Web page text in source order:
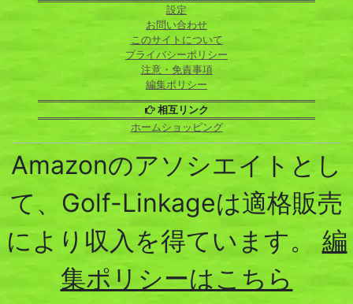
設定
お問い合わせ
このサイトについて
プライバシーポリシー
注意・免責事項
編集ポリシー
相互リンク
ホームショッピング
Amazonのアソシエイトとし
て、Golf-Linkageは適格販売
により収入を得ています。 編
集ポリシーはこちら